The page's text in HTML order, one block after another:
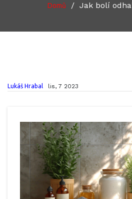
Domů / Jak bolí
Lukáš Hrabal lis, 7 2023